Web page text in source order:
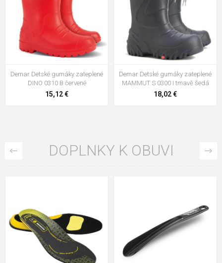
Demar Detské gumáky zateplené
DINO 0310 B červené
15,12 €
Demar Detské gumáky zateplené
MAMMUT S 0300 I tmavě šedá
18,02 €
DOPLNKY K OBUVI